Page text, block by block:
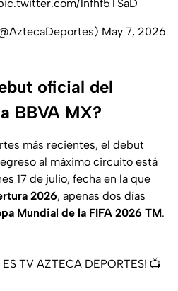
1nfhf5TSaD
May 7, 2026
oficial del
BBVA MX?
más recientes, el debut
al máximo circuito está
17 de julio, fecha en la que
2026, apenas dos días
Mundial de la FIFA 2026 TM.
ES TV AZTECA DEPORTES! 📺